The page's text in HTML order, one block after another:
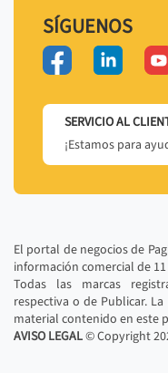
SÍGUENOS
SERVICIO AL
¡Estamos para
El portal de negocios de
información comercial de
Todas las marcas
respectiva o de Publicar.
material contenido en este
AVISO LEGAL© Copyright